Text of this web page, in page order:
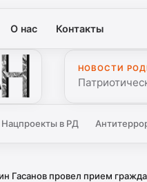
О нас Контакты
НОВОСТИ
Нацпроекты в РД
Гасанов провел прием